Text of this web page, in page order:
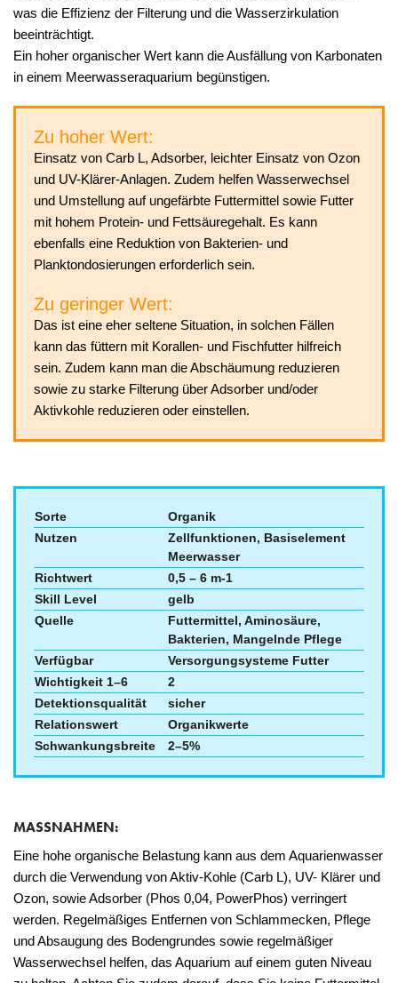
was die Effizienz der Filterung und die Wasserzirkulation
beeinträchtigt.
Ein hoher organischer Wert kann die Ausfällung von Karbonaten
in einem Meerwasseraquarium begünstigen.
Zu hoher Wert:
Einsatz von Carb L, Adsorber, leichter Einsatz von Ozon
und UV-Klärer-Anlagen. Zudem helfen Wasserwechsel
und Umstellung auf ungefärbte Futtermittel sowie Futter
mit hohem Protein- und Fettsäuregehalt. Es kann
ebenfalls eine Reduktion von Bakterien- und
Planktondosierungen erforderlich sein.
Zu geringer Wert:
Das ist eine eher seltene Situation, in solchen Fällen
kann das füttern mit Korallen- und Fischfutter hilfreich
sein. Zudem kann man die Abschäumung reduzieren
sowie zu starke Filterung über Adsorber und/oder
Aktivkohle reduzieren oder einstellen.
Sorte
Organik
Nutzen
Zellfunktionen, Basiselement
Meerwasser
Richtwert
0,5 – 6 m-1
Skill Level
gelb
Quelle
Futtermittel, Aminosäure,
Bakterien, Mangelnde Pflege
Verfügbar
Versorgungsysteme Futter
Wichtigkeit 1–6
2
Detektionsqualität
sicher
Relationswert
Organikwerte
Schwankungsbreite
2–5%
MASSNAHMEN:
Eine hohe organische Belastung kann aus dem Aquarienwasser
durch die Verwendung von Aktiv-Kohle (Carb L), UV- Klärer und
Ozon, sowie Adsorber (Phos 0,04, PowerPhos) verringert
werden. Regelmäßiges Entfernen von Schlammecken, Pflege
und Absaugung des Bodengrundes sowie regelmäßiger
Wasserwechsel helfen, das Aquarium auf einem guten Niveau